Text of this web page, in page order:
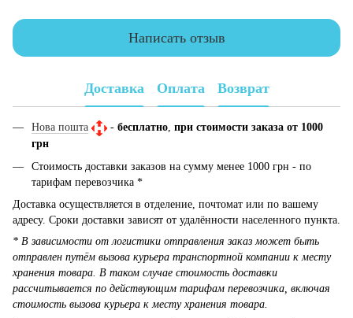
Написать отзыв
Доставка Оплата Возврат
Нова пошта - бесплатно, при стоимости заказа от 1000
грн
Стоимость доставки заказов на сумму менее 1000 грн - по
тарифам перевозчика *
Доставка осуществляется в отделение, почтомат или по вашему
адресу. Сроки доставки зависят от удалённости населенного пункта.
* В зависимости от логистики отправления заказ может быть
отправлен путём вызова курьера транспортной компании к месту
хранения товара. В таком случае стоимость доставки
рассчитывается по действующим тарифам перевозчика, включая
стоимость вызова курьера к месту хранения товара.